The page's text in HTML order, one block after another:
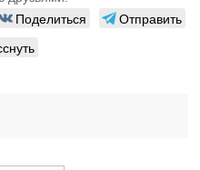
Поделиться
Отправить